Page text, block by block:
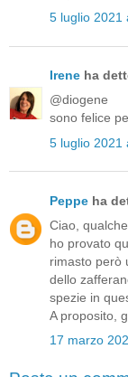
5 luglio 2021
Irene ha
@diogene
sono felice
5 luglio 2021
Peppe ha
Ciao,
ho provato
rimasto però
dello
spezie in
A proposito,
17 marzo